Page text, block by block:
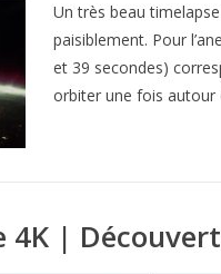
Un très beau
paisiblement. Pour
et 39 secondes)
orbiter une fois autour
4K |